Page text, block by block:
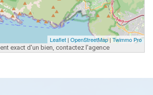
Leaflet | OpenStreetMap| Twimmo Pro
exact d'un bien, contactez l'agence